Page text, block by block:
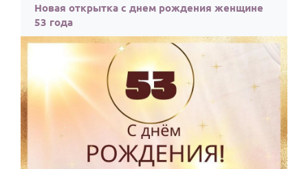
Новая открытка с днем рождения женщине
53 года